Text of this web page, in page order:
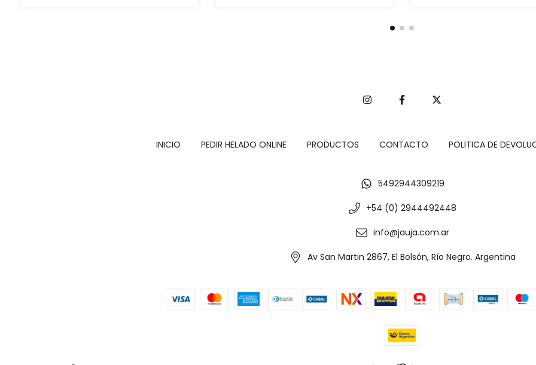
INICIO PEDIR HELADO ONLINE PRODUCTOS CONTACTO POLITICA DE
5492944309219
+54 (0) 2944492448
info@jauja.com.ar
Av San Martin 2867, El Bolsón, Río Negro. Argentina